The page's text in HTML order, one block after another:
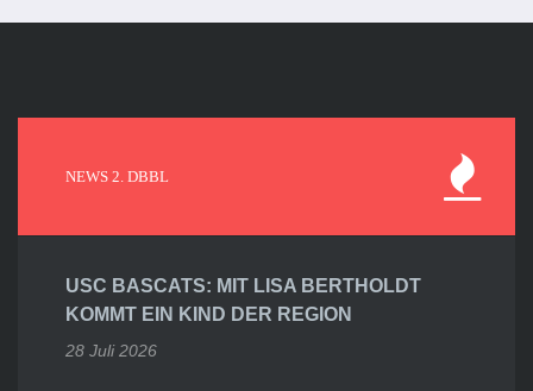
NEWS 2. DBBL
USC BASCATS: MIT LISA BERTHOLDT
KOMMT EIN KIND DER REGION
28 Juli 2026